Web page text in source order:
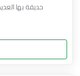
حديقة بها